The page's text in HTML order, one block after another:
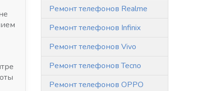
Ремонт телефонов Realme
Ремонт телефонов Infinix
Ремонт телефонов Vivo
Ремонт телефонов Tecno
Ремонт телефонов OPPO